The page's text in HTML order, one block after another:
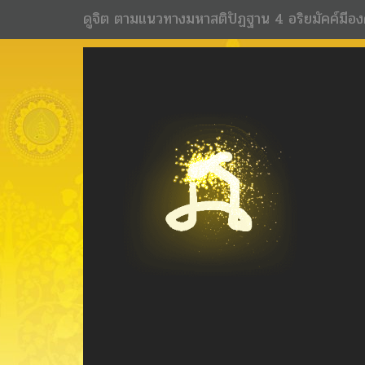
ดูจิต ตามแนวทางมหาสติปัฏฐาน 4 อริยมัคค์มีอ